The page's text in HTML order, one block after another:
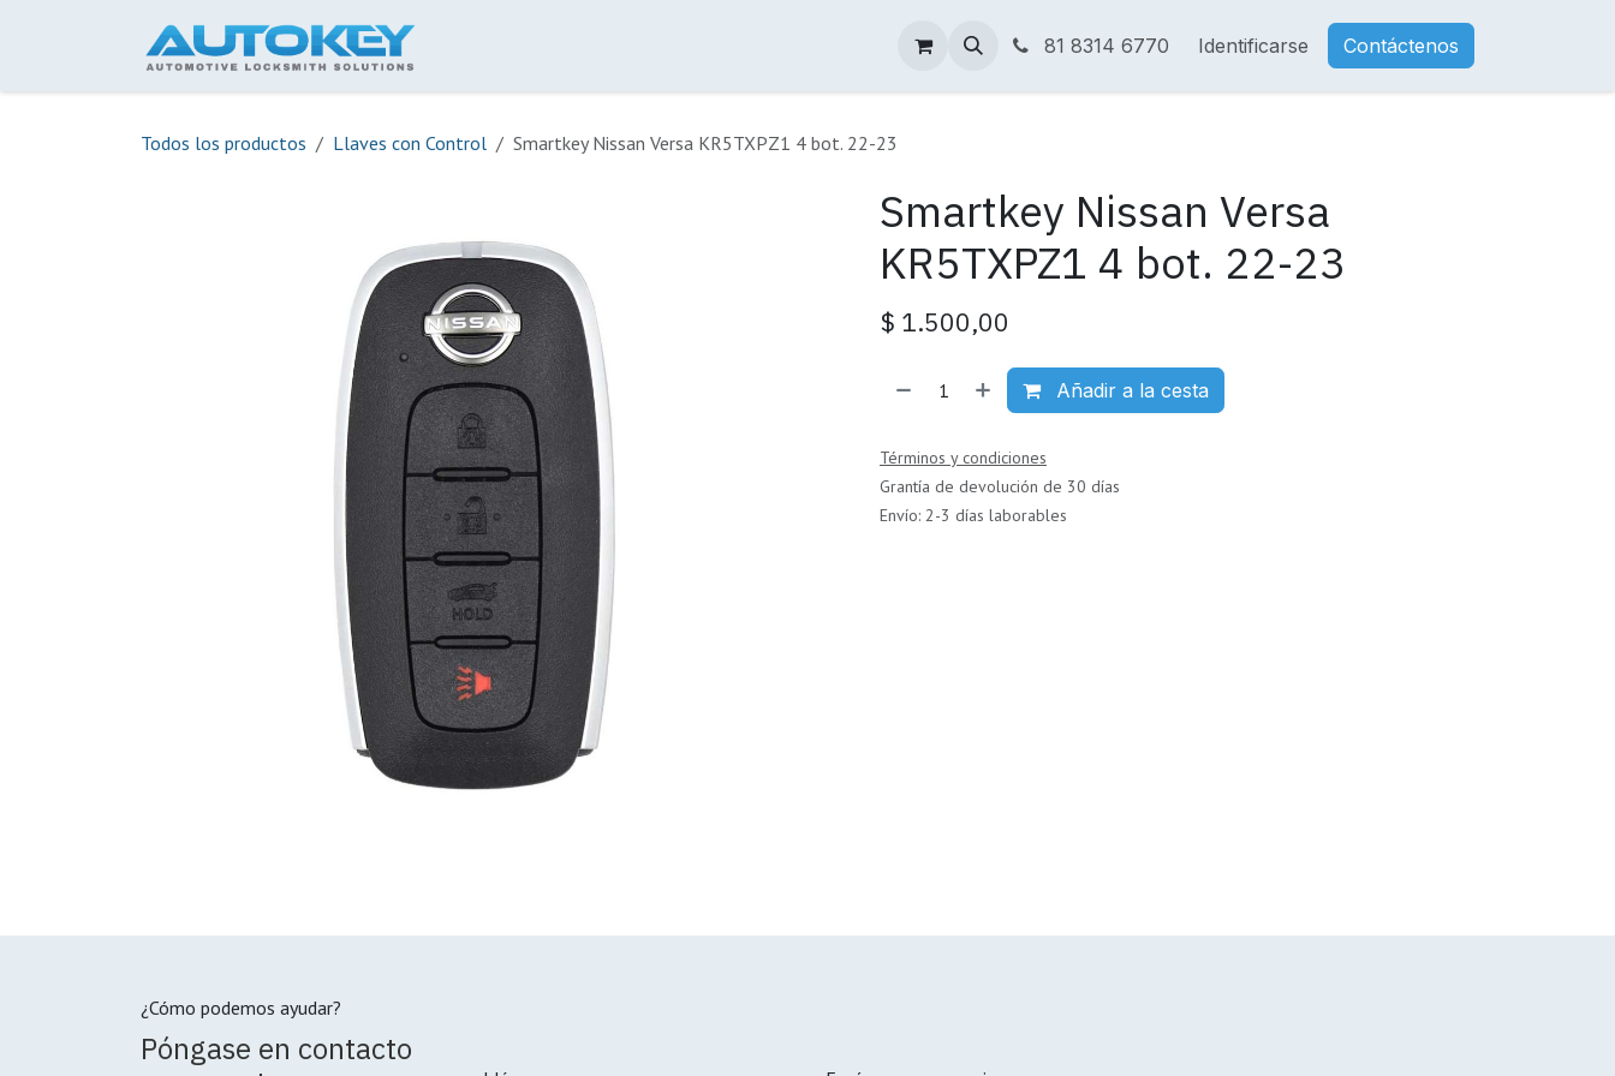
Sucursales 81 8314 6770 Identificarse Contáctenos
Todos los productos Llaves con Control Smartkey Nissan Versa KR5TXPZ1 4 bot. 22-23
Smartkey Nissan Versa
KR5TXPZ1 4 bot. 22-23
$ 1.500,00
Añadir a la cesta
Términos y condiciones
Grantía de devolución de 30 días
Envío: 2-3 días laborables
¿Cómo podemos ayudar?
Póngase en contacto